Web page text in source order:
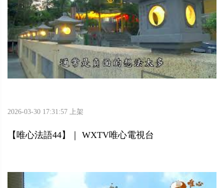
2026-03-30 17:31:57 上架
【唯心法語44】｜ WXTV唯心電視台